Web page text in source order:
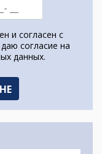
и согласен с
согласие на
данных.